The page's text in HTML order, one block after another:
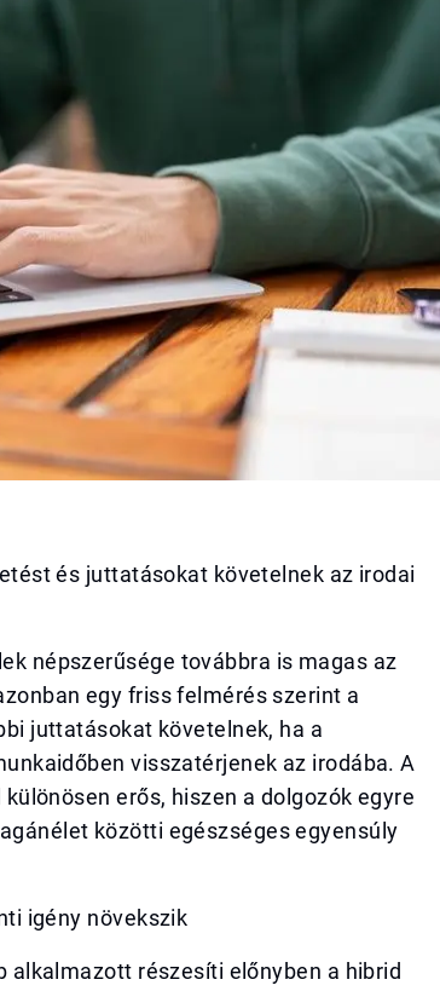
és juttatásokat követelnek az irodai
népszerűsége továbbra is magas az
egy friss felmérés szerint a
juttatásokat követelnek, ha a
visszatérjenek az irodába. A
erős, hiszen a dolgozók egyre
közötti egészséges egyensúly
igény növekszik
alkalmazott részesíti előnyben a hibrid